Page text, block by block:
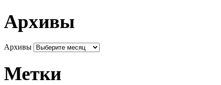
Архивы
Архивы
Метки